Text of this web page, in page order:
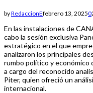
byRedaccionEfebrero 13, 20250
En las instalaciones de
cabo la sesión exclusiva
estratégico en el que
analizaron los principales
rumbo político y económico
a cargo del reconocido
Piter, quien ofreció un
internacional.